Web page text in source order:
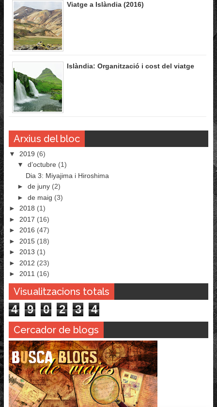
Viatge a Islàndia (2016)
Islàndia: Organització i cost del viatge
Arxius del bloc
▼ 2019 (6)
▼ d’octubre (1)
Dia 3: Miyajima i Hiroshima
► de juny (2)
► de maig (3)
► 2018 (1)
► 2017 (16)
► 2016 (47)
► 2015 (18)
► 2013 (1)
► 2012 (23)
► 2011 (16)
Visualitzacions totals
4 9 0 2 3 4
Cercador de blogs